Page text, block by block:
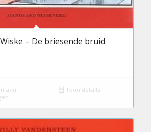
– De briesende bruid
aan
Toon details